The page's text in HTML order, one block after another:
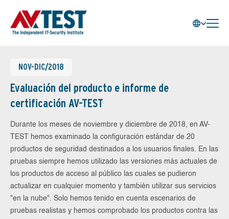
NOV-DIC/2018
Evaluación del producto e informe de
certificación AV-TEST
Durante los meses de noviembre y diciembre de 2018, en AV-
TEST hemos examinado la configuración estándar de 20
productos de seguridad destinados a los usuarios finales. En las
pruebas siempre hemos utilizado las versiones más actuales de
los productos de acceso al público las cuales se pudieron
actualizar en cualquier momento y también utilizar sus servicios
"en la nube". Solo hemos tenido en cuenta escenarios de
pruebas realistas y hemos comprobado los productos contra las